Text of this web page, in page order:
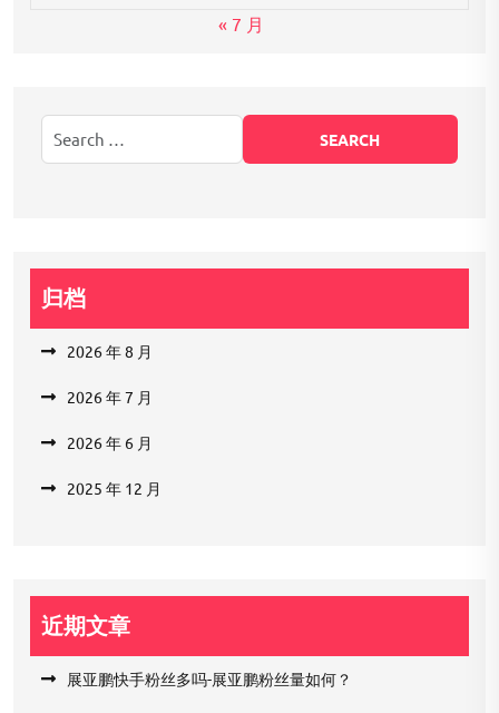
« 7 月
归档
2026 年 8 月
2026 年 7 月
2026 年 6 月
2025 年 12 月
近期文章
展亚鹏快手粉丝多吗-展亚鹏粉丝量如何？